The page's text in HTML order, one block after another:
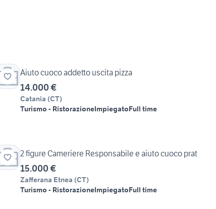
Aiuto cuoco addetto uscita pizza
14.000 €
Catania (CT)
Turismo - RistorazioneImpiegatoFull time
2 figure Cameriere Responsabile e aiuto cuoco prat
15.000 €
Zafferana Etnea (CT)
Turismo - RistorazioneImpiegatoFull time